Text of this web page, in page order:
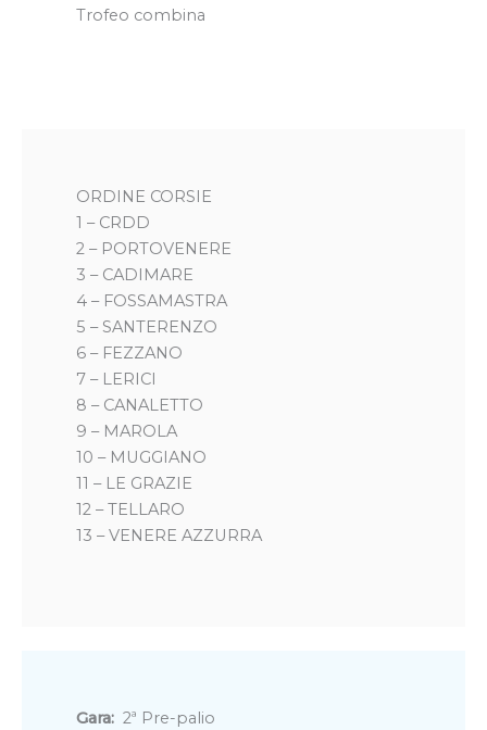
Trofeo combina
ORDINE CORSIE
1 – CRDD
2 – PORTOVENERE
3 – CADIMARE
4 – FOSSAMASTRA
5 – SANTERENZO
6 – FEZZANO
7 – LERICI
8 – CANALETTO
9 – MAROLA
10 – MUGGIANO
11 – LE GRAZIE
12 – TELLARO
13 – VENERE AZZURRA
Gara: 2ª Pre-palio